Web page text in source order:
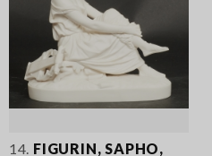
14. FIGURIN, SAPHO,